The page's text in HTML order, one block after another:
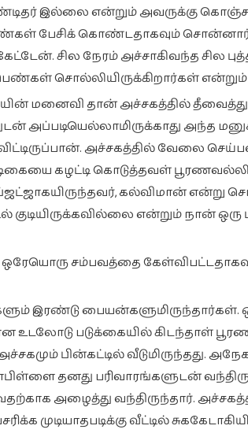
இல்லை என்றும் அவருக்கு
பேசிக் கொண்டதாகவும் சொன்னார்.
கேட்டேன். சில நேரம் அச்சாகிவந்த சில
சொல்லியிருக்கிறார்கள்
மனைவி தான் அச்சகத்தில்
அப்படியெல்லாமிருக்காது அந்த
அச்சகத்தில் வேலை
கழட்டி கொடுத்தவள்
கல்விமான்
என்றும் நான்
ஒரேயொரு சம்பவத்தை
இரண்டு பையன்களுமிருந்தார்கள்.
உடலோடு படுக்கையில் கிடந்தாள்
பின்கட்டில் வீடுமிருந்தது.
தனது பரிவாரங்களுடன்
அழைத்து வந்திருந்தார்.
முடியாதபடிக்கு வீட்டில்